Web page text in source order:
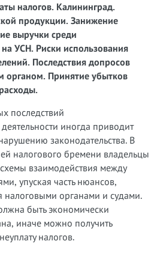
налогов. Калининград.
продукции. Занижение
выручки среди
УСН. Риски использования
Последствия допросов
органом. Принятие убытков
последствий
иногда приводит
законодательства. В
налогового бремени владельцы
взаимодействия между
упуская часть нюансов,
налоговыми органами и судами.
быть экономически
иначе можно получить
налогов.